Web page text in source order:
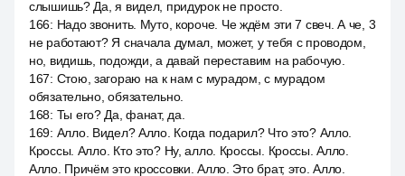
слышишь? Да, я видел, придурок не просто.
166: Надо звонить. Муто, короче. Че ждём эти 7 свеч. А че, 3
не работают? Я сначала думал, может, у тебя с проводом,
но, видишь, подожди, а давай переставим на рабочую.
167: Стою, загораю на к нам с мурадом, с мурадом
обязательно, обязательно.
168: Ты его? Да, фанат, да.
169: Алло. Видел? Алло. Когда подарил? Что это? Алло.
Кроссы. Алло. Кто это? Ну, алло. Кроссы. Кроссы. Алло.
Алло. Причём это кроссовки. Алло. Это брат, это. Алло.